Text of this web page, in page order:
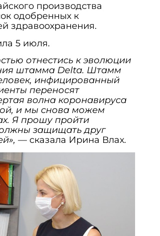
производства
одобренных к
здравоохранения.
5 июля.
отнестись к эволюции
штамма Delta. Штамм
инфицированный
переносят
волна коронавируса
и мы снова можем
Я прошу пройти
защищать друг
—сказала Ирина Влах.